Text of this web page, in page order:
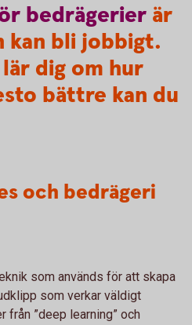
bedrägerier är
kan bli jobbigt.
dig om hur
bättre kan du
och bedrägeri
som används för att skapa
som verkar väldigt
från ”deep learning” och